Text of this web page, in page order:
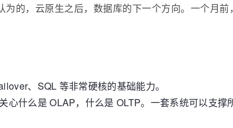
的，云原生之后，数据库的下一个方向。一个月
、SQL 等非常硬核的基础能力。
什么是 OLAP，什么是 OLTP。一套系统可以支